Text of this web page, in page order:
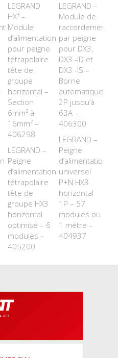
LEGRAND
HX³ –
Module
d’alimentation
pour peigne
tétrapolaire
tête de
groupe
horizontal –
Section
6mm² à
16mm² –
406298
LEGRAND –
Peigne
d’alimentation
tétrapolaire
tête de
groupe HX3
horizontal
optimisé – 6
modules –
405200
LEGRAND –
Module de
raccordement
par peigne
pour DX3,
DX3 -ID et
DX3 -IS –
Borne
automatique
2P jusqu’à
63A –
406300
LEGRAND –
Peigne
d’alimentation
universel
P+N HX3
horizontal
1P – 57
modules ou
1 mètre –
404937